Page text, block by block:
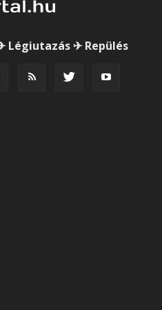
Légiutazás ✈ Repülés